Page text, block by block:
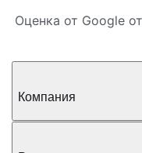
Оценка от Google
Компания